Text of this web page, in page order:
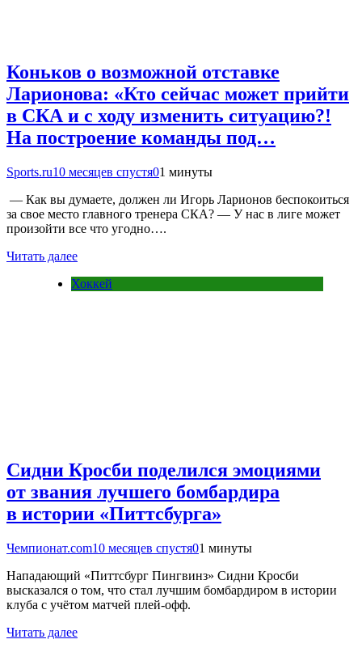
Коньков о возможной отставке
Ларионова: «Кто сейчас может прийти
в СКА и с ходу изменить ситуацию?!
На построение команды под…
Sports.ru10 месяцев спустя01 минуты
— Как вы думаете, должен ли Игорь Ларионов беспокоиться
за свое место главного тренера СКА? — У нас в лиге может
произойти все что угодно….
Читать далее
Хоккей
Сидни Кросби поделился эмоциями
от звания лучшего бомбардира
в истории «Питтсбурга»
Чемпионат.com10 месяцев спустя01 минуты
Нападающий «Питтсбург Пингвинз» Сидни Кросби
высказался о том, что стал лучшим бомбардиром в истории
клуба с учётом матчей плей-офф.
Читать далее